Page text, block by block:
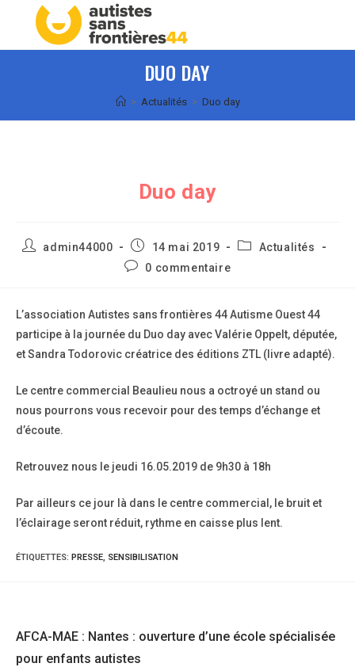
content
DUO DAY
> Actualités > Duo day
Duo day
Auteur/autrice
admin44000
Publication
publiée :
14 mai 2019
PostActualités
Commentaires
publication :
0 commentaire
L’association Autistes sans frontières 44 Autisme Ouest 44
participe à la journée du Duo day avec Valérie Oppelt, députée,
et Sandra Todorovic créatrice des éditions ZTL (livre adapté).
Le centre commercial Beaulieu nous a octroyé un stand ou
nous pourrons vous recevoir pour des temps d’échange et
d’écoute.
Retrouvez nous le jeudi 16.05.2019 de 9h30 à 18h
Par ailleurs ce jour là dans le centre commercial, le bruit et
l’éclairage seront réduit, rythme en caisse plus lent.
ÉTIQUETTES: PRESSE, SENSIBILISATION
more
AFCA-MAE : Nantes : ouverture d’une école spécialisée
pour enfants autistes